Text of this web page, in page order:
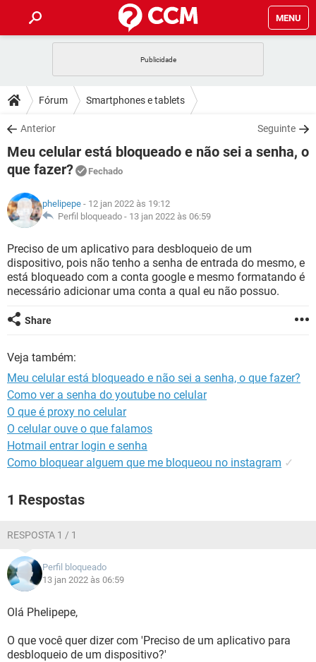
MENU
CELULAR FACEBOOK
OUTLOOK
INSTAGRAM GMAIL
GUIA DE COMPRAS
DICAS
JOGOS WHATSAPP
OUTLOOK
GUIA DE COMPRAS
DOWNLOADS
JOGOS WHATSAPP
CELULAR
OUTLOOK EXCEL
INSTAGRAM
GUIA DE COMPRAS
FÓRUM
CELULAR FACEBOOK
INSTAGRAM GMAIL
GUIA DE COMPRAS
GLOSSÁRIO
JOGOS
CELULAR FACEBOOK
OUTLOOK EXCEL
INSTAGRAM GMAIL
GUIA DE COMPRAS
Fórum Smartphones e tablets
Anterior Seguinte
Meu celular está bloqueado e não sei a senha, o
que fazer?
Fechado
phelipepe - 12 jan 2022 às 19:12
Perfil bloqueado - 13 jan 2022 às 06:59
Preciso de um aplicativo para desbloqueio de um
dispositivo, pois não tenho a senha de entrada do mesmo, e
está bloqueado com a conta google e mesmo formatando é
necessário adicionar uma conta a qual eu não possuo.
Share
Veja também:
Meu celular está bloqueado e não sei a senha, o que fazer?
Como ver a senha do youtube no celular
O que é proxy no celular
O celular ouve o que falamos
Hotmail entrar login e senha
Como bloquear alguem que me bloqueou no instagram ✓
1 Respostas
RESPOSTA 1 / 1
Perfil bloqueado
13 jan 2022 às 06:59
Olá Phelipepe,
O que você quer dizer com 'Preciso de um aplicativo para
desbloqueio de um dispositivo?'